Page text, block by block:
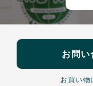
お問い
お買い物